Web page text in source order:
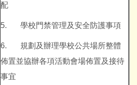
配
5. 學校門禁管理及安全防護事項
6. 規劃及辦理學校公共場所整體
佈置並協辦各項活動會場佈置及接待
事宜